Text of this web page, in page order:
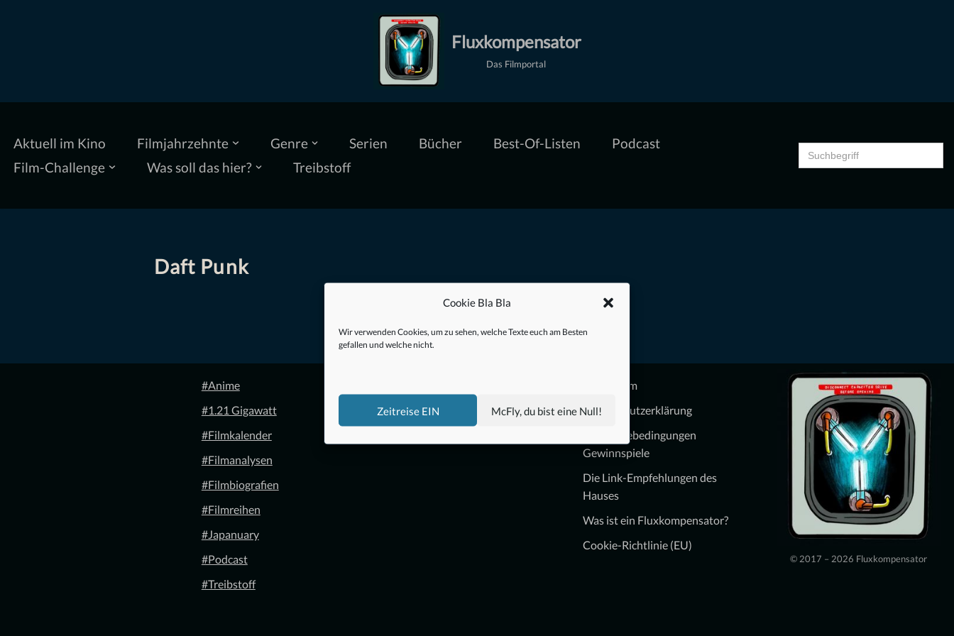
Cookie Bla Bla
Wir verwenden Cookies, um zu sehen, welche Texte euch am Besten
gefallen und welche nicht.
Zeitreise EIN McFly, du bist eine Null!
Fluxkompensator
Das Filmportal
Aktuell im Kino Filmjahrzehnte Genre Serien Bücher Best-Of-Listen
Podcast
Film-Challenge
Was soll das hier? Treibstoff
Search
for:
Daft Punk
#Anime
#1.21 Gigawatt
#Filmkalender
#Filmanalysen
#Filmbiografien
#Filmreihen
#Japanuary
#Podcast
#Treibstoff
Impressum
Datenschutzerklärung
Teilnahmebedingungen
Gewinnspiele
Die Link-Empfehlungen des
Hauses
Was ist ein Fluxkompensator?
Cookie-Richtlinie (EU)
© 2017 – 2026 Fluxkompensator